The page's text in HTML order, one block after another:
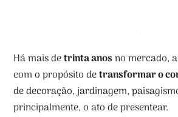
Há mais detrinta anosno mercado,
com o propósito detransformar o
de decoração, jardinagem,
principalmente, o ato de presentear.